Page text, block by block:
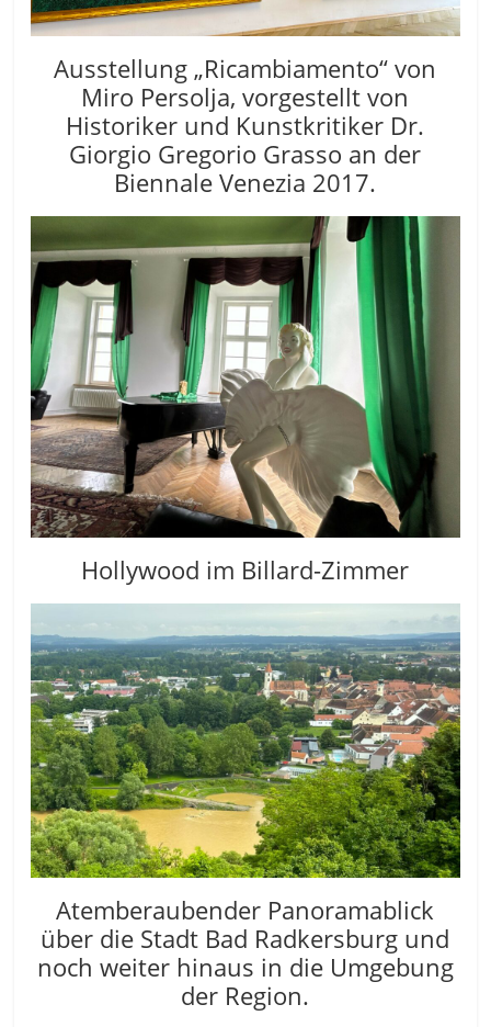
Ausstellung „Ricambiamento“ von
Miro Persolja, vorgestellt von
Historiker und Kunstkritiker Dr.
Giorgio Gregorio Grasso an der
Biennale Venezia 2017.
Hollywood im Billard-Zimmer
Atemberaubender Panoramablick
über die Stadt Bad Radkersburg und
noch weiter hinaus in die Umgebung
der Region.